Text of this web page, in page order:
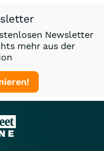
Newsletter
mehr aus der